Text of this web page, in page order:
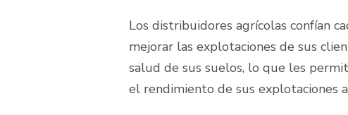
Los distribuidores agrícolas confían
mejorar las explotaciones de sus
salud de sus suelos, lo que les
el rendimiento de sus explotaciones